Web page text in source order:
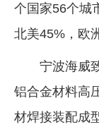
个国家56个城
北美45%，欧
宁波海威
铝合金材料高
材焊接装配成